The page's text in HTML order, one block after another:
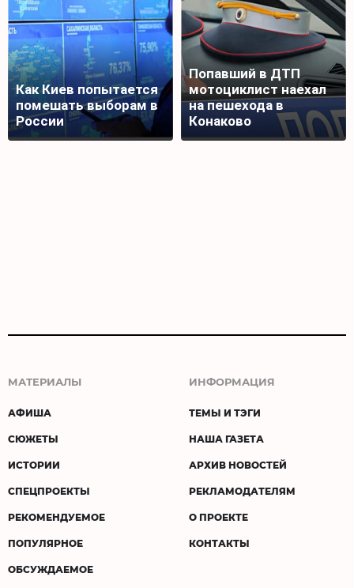
Как Киев попытается
помешать выборам в
России
Попавший в ДТП
мотоциклист наехал
на пешехода в
Конаково
МАТЕРИАЛЫ
АФИША
СЮЖЕТЫ
ИСТОРИИ
СПЕЦПРОЕКТЫ
РЕКОМЕНДУЕМОЕ
ПОПУЛЯРНОЕ
ОБСУЖДАЕМОЕ
ИНФОРМАЦИЯ
ТЕМЫ И ТЭГИ
НАША ГАЗЕТА
АРХИВ НОВОСТЕЙ
РЕКЛАМОДАТЕЛЯМ
О ПРОЕКТЕ
КОНТАКТЫ